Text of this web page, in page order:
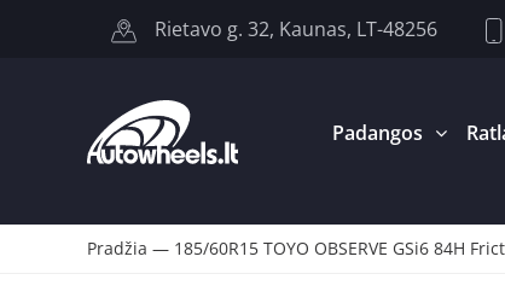
Rietavo g. 32, Kaunas, LT-48256
Padangos
Pradžia — 185/60R15 TOYO OBSERVE GSi6 84H